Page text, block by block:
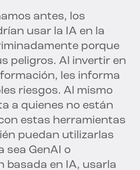
antes, los
usar la IA en la
porque
peligros. Al invertir en
les informa
riesgos. Al mismo
a quienes no están
estas herramientas
puedan utilizarlas
sea GenAI o
basada en IA, usarla